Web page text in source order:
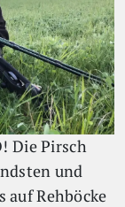
Die Pirsch
und
auf Rehböcke